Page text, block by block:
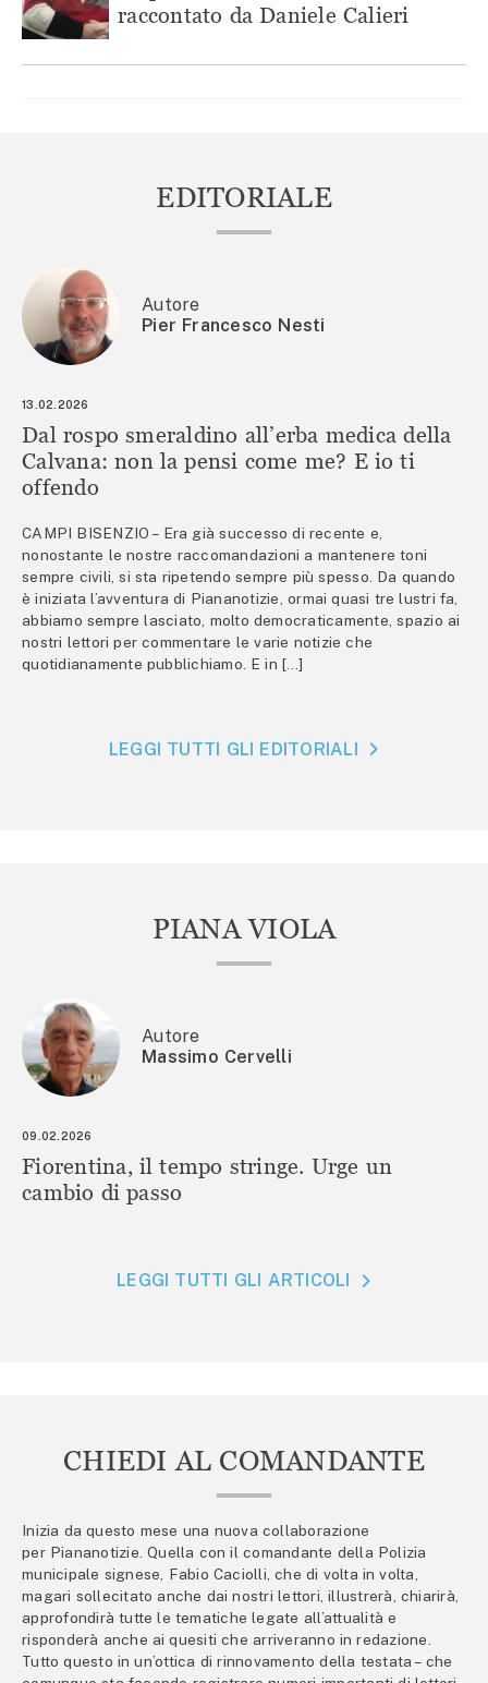
raccontato da Daniele Calieri
EDITORIALE
Autore
Pier Francesco Nesti
13.02.2026
Dal rospo smeraldino all’erba medica della
Calvana: non la pensi come me? E io ti
offendo
CAMPI BISENZIO – Era già successo di recente e,
nonostante le nostre raccomandazioni a mantenere toni
sempre civili, si sta ripetendo sempre più spesso. Da quando
è iniziata l’avventura di Piananotizie, ormai quasi tre lustri fa,
abbiamo sempre lasciato, molto democraticamente, spazio ai
nostri lettori per commentare le varie notizie che
quotidianamente pubblichiamo. E in […]
LEGGI TUTTI GLI EDITORIALI
PIANA VIOLA
Autore
Massimo Cervelli
09.02.2026
Fiorentina, il tempo stringe. Urge un
cambio di passo
LEGGI TUTTI GLI ARTICOLI
CHIEDI AL COMANDANTE
Inizia da questo mese una nuova collaborazione
per Piananotizie. Quella con il comandante della Polizia
municipale signese, Fabio Caciolli, che di volta in volta,
magari sollecitato anche dai nostri lettori, illustrerà, chiarirà,
approfondirà tutte le tematiche legate all’attualità e
risponderà anche ai quesiti che arriveranno in redazione.
Tutto questo in un’ottica di rinnovamento della testata – che